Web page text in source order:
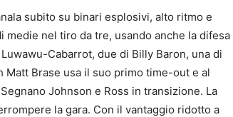
subito su binari esplosivi, alto ritmo e
medie nel tiro da tre, usando anche la difesa
Cabarrot, due di Billy Baron, una di
Brase usa il suo primo time-out e al
Johnson e Ross in transizione. La
la gara. Con il vantaggio ridotto a